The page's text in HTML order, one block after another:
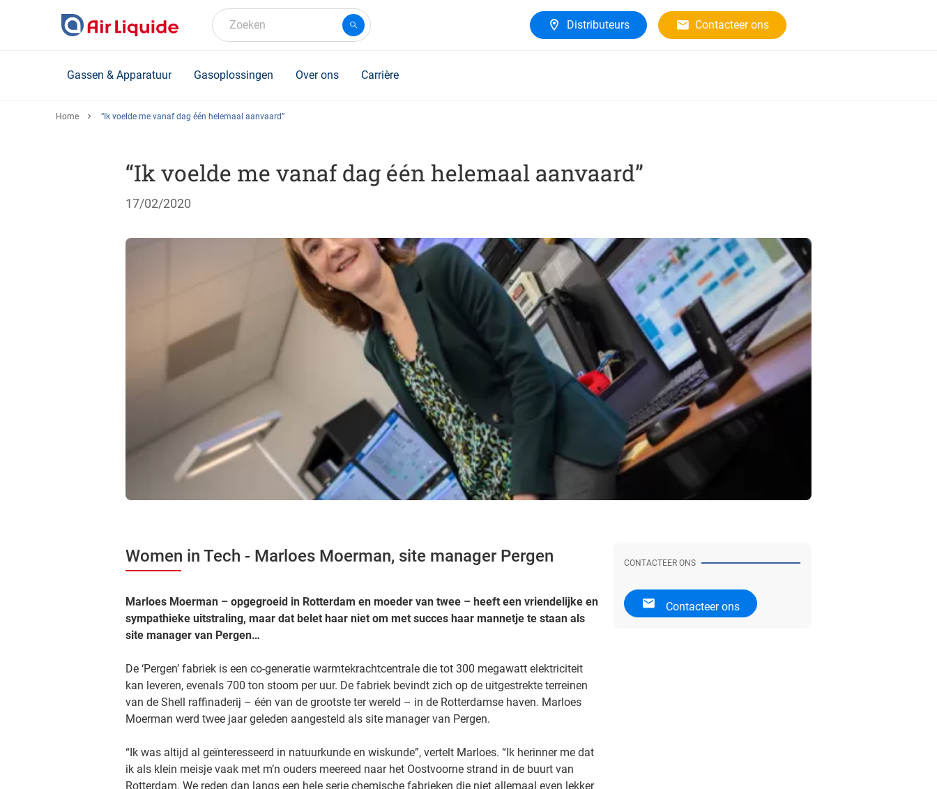
Zoeken Distributeurs Contacteer ons
Gassen & Apparatuur Gasoplossingen Over ons Carrière
Home “Ik voelde me vanaf dag één helemaal aanvaard”
“Ik voelde me vanaf dag één helemaal aanvaard”
17/02/2020
Women in Tech - Marloes Moerman, site manager Pergen
Marloes Moerman – opgegroeid in Rotterdam en moeder van twee – heeft een vriendelijke en
sympathieke uitstraling, maar dat belet haar niet om met succes haar mannetje te staan als
site manager van Pergen…
De ‘Pergen’ fabriek is een co-generatie warmtekrachtcentrale die tot 300 megawatt elektriciteit
kan leveren, evenals 700 ton stoom per uur. De fabriek bevindt zich op de uitgestrekte terreinen
van de Shell raffinaderij – één van de grootste ter wereld – in de Rotterdamse haven. Marloes
Moerman werd twee jaar geleden aangesteld als site manager van Pergen.
“Ik was altijd al geïnteresseerd in natuurkunde en wiskunde”, vertelt Marloes. “Ik herinner me dat
ik als klein meisje vaak met m’n ouders meereed naar het Oostvoorne strand in de buurt van
Rotterdam. We reden dan langs een hele serie chemische fabrieken die niet allemaal even lekker
CONTACTEER ONS
Contacteer ons